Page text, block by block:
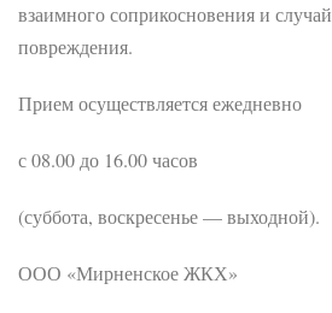
взаимного соприкосновения и
повреждения.
Прием осуществляется ежедневно
с 08.00 до 16.00 часов
(суббота, воскресенье — выходной).
ООО «Мирненское ЖКХ»